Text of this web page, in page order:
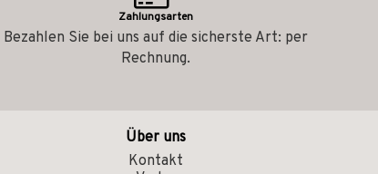
Zahlungsarten
Bezahlen Sie bei uns auf die sicherste Art: per
Rechnung.
Über uns
Kontakt